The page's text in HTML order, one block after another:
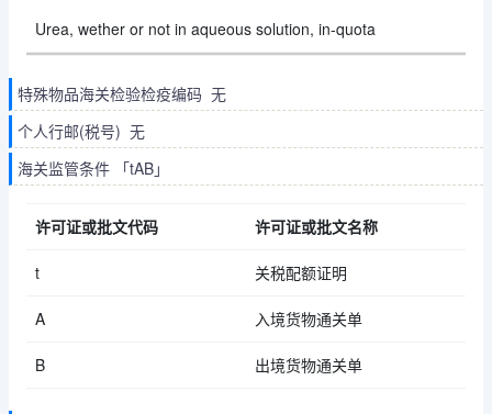
Urea, wether or not in aqueous solution, in-quota
特殊物品海关检验检疫编码 无
个人行邮(税号) 无
海关监管条件 「tAB」
许可证或批文代码 许可证或批文名称
t 关税配额证明
A 入境货物通关单
B 出境货物通关单